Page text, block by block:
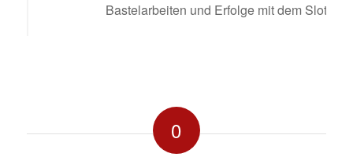
Bastelarbeiten und Erfolge mit dem Slotcar
0